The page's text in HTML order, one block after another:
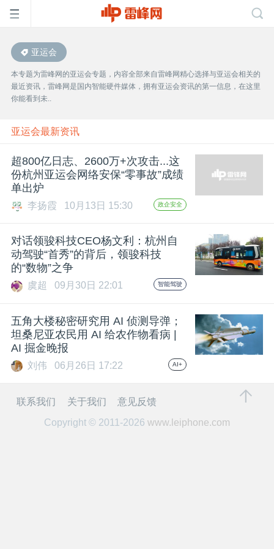
首
页
雷
峰
网
公
开
活
中
亚运会
本专题为雷峰网的亚运会专题，内容全部来自雷峰网精心选择与亚运会相关的
最近资讯，雷峰网是国内智能硬件媒体，拥有亚运会资讯的第一信息，在这里
你能看到未..
亚运会最新资讯
超800亿日志、2600万+次攻击...这
份杭州亚运会网络安保“零事故”成绩
单出炉
李扬霞 10月13日 15:30 政企安全
对话领骏科技CEO杨文利：杭州自
动驾驶“首秀”的背后，领骏科技
的“数物”之争
虞超 09月30日 22:01 智能驾驶
五角大楼秘密研究用 AI 侦测导弹；
坦桑尼亚农民用 AI 给农作物看病 |
AI 掘金晚报
刘伟 06月26日 17:22 AI+
联系我们 关于我们
意见反馈
Copyright © 2011-2026 www.leiphone.com